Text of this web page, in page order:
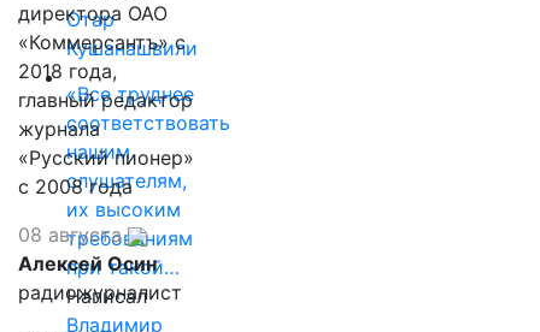
Отар
Кушанашвили
«Все труднее
соответствовать
нашим
слушателям,
их высоким
требованиям
при такой…
Написал
Владимир
директора ОАО
«Коммерсантъ» с
2018 года,
главный редактор
журнала
«Русский пионер»
с 2008 года
08 августа
Алексей Осин
радиожурналист